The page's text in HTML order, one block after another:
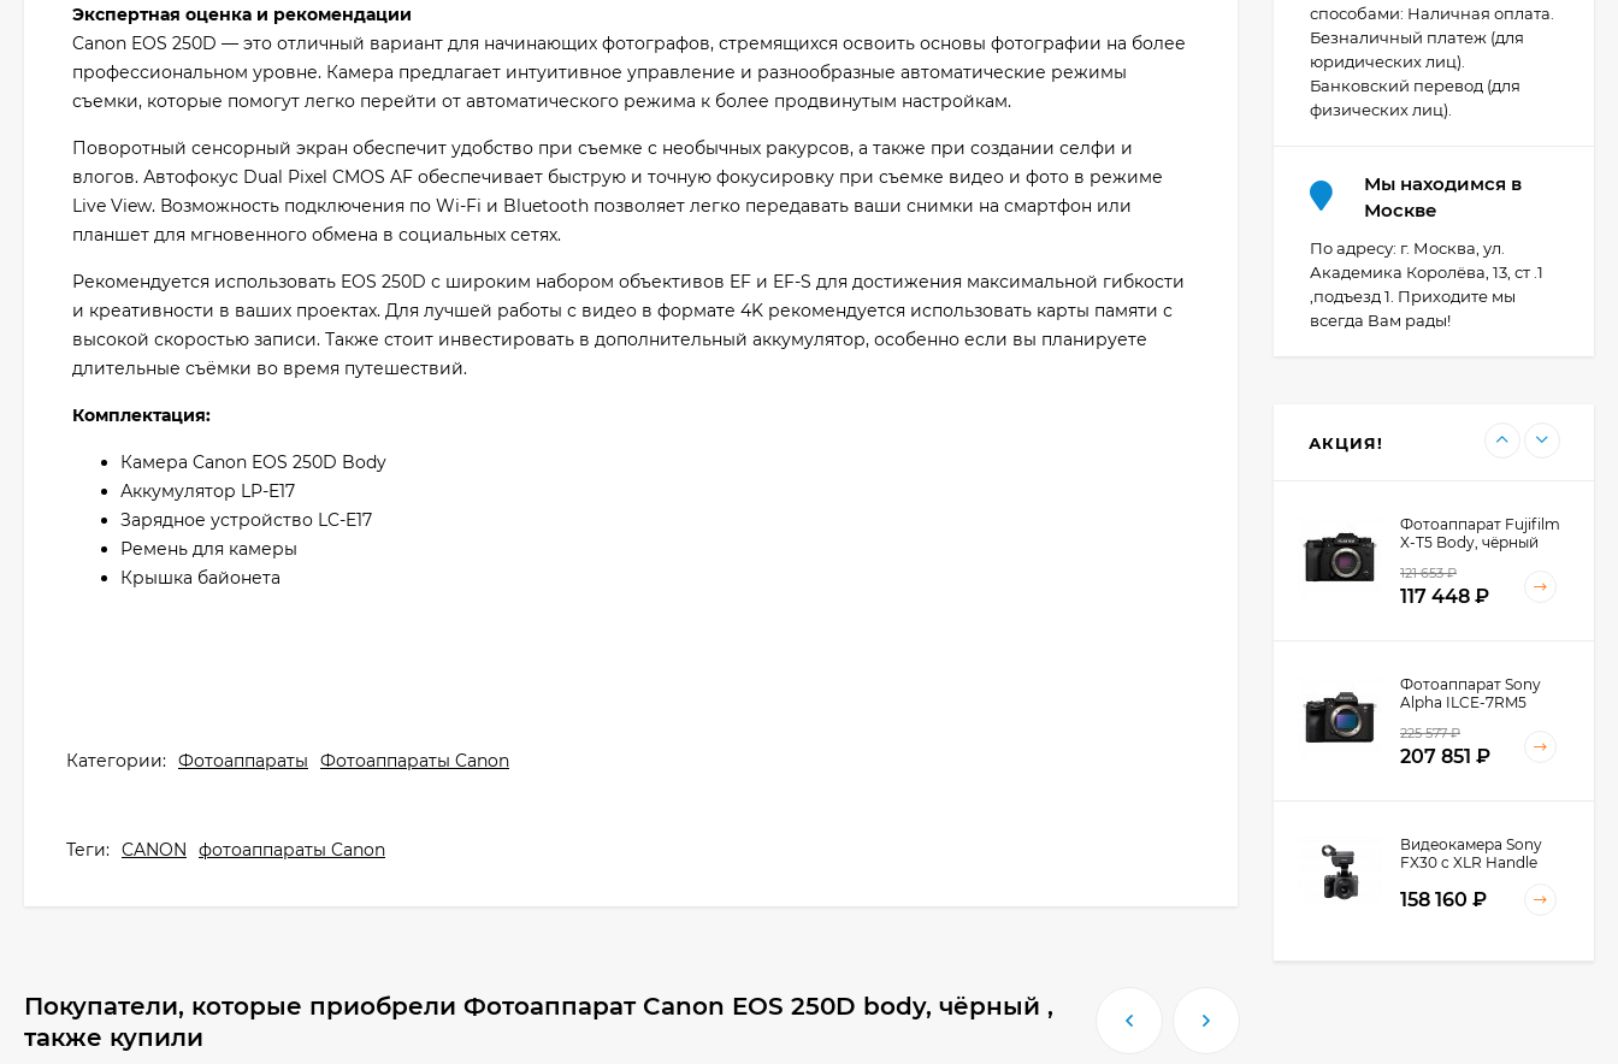
Экспертная оценка и рекомендации
Canon EOS 250D — это отличный вариант для начинающих фотографов, стремящихся освоить основы фотографии на более
профессиональном уровне. Камера предлагает интуитивное управление и разнообразные автоматические режимы
съемки, которые помогут легко перейти от автоматического режима к более продвинутым настройкам.
Поворотный сенсорный экран обеспечит удобство при съемке с необычных ракурсов, а также при создании селфи и
влогов. Автофокус Dual Pixel CMOS AF обеспечивает быструю и точную фокусировку при съемке видео и фото в режиме
Live View. Возможность подключения по Wi-Fi и Bluetooth позволяет легко передавать ваши снимки на смартфон или
планшет для мгновенного обмена в социальных сетях.
Рекомендуется использовать EOS 250D с широким набором объективов EF и EF-S для достижения максимальной гибкости
и креативности в ваших проектах. Для лучшей работы с видео в формате 4K рекомендуется использовать карты памяти с
высокой скоростью записи. Также стоит инвестировать в дополнительный аккумулятор, особенно если вы планируете
длительные съёмки во время путешествий.
Комплектация:
Камера Canon EOS 250D Body
Аккумулятор LP-E17
Зарядное устройство LC-E17
Ремень для камеры
Крышка байонета
Категории: Фотоаппараты Фотоаппараты Canon
Теги: CANON фотоаппараты Canon
Покупатели, которые приобрели Фотоаппарат Canon EOS 250D body, чёрный ,
также купили
способами: Наличная оплата.
Безналичный платеж (для
юридических лиц).
Банковский перевод (для
физических лиц).
Мы находимся в
Москве
По адресу: г. Москва, ул.
Академика Королёва, 13, ст .1
,подъезд 1. Приходите мы
всегда Вам рады!
АКЦИЯ!
Видеокамера Canon
XA70, чёрный
206 404 ₽
Фотоаппарат Canon
PowerShot G7X Mark
III, серебристый
110 835 ₽
Фотоаппарат Fujifilm
X-T5 Body, чёрный
121 653
117 448
Фотоаппарат Sony
Alpha ILCE-7RM5
225 577
207 851
Видеокамера Sony
FX30 c XLR Handle
158 160